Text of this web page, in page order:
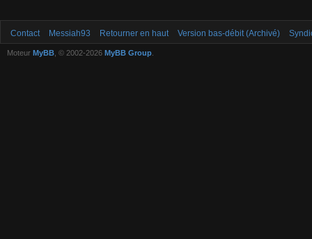
Contact Messiah93 Retourner en haut Version bas-débit (Archivé)
Moteur MyBB , © 2002-2026 MyBB Group